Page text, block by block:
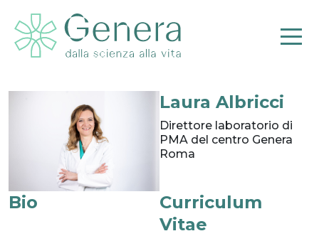
Laura Albricci
Direttore laboratorio di
PMA del centro Genera
Roma
Bio
Curriculum
Vitae